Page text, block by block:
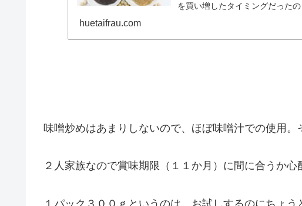
を買い増したタイミングだった
huetaifrau.com
味噌炒めはあまりしないので、ほぼ味噌汁での使用。
２人家族なので賞味期限（１１か月）に間に合うか心
１パック３００ｇというのは、お試しするのにちょう